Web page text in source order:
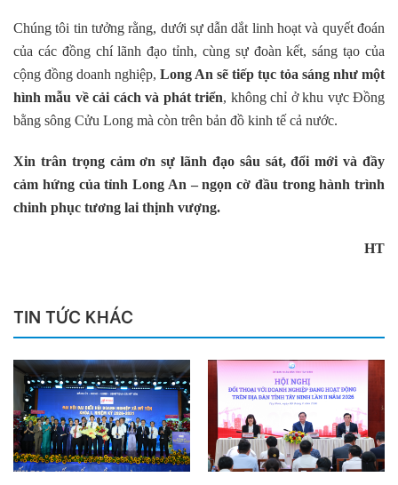
Chúng tôi tin tưởng rằng, dưới sự dẫn dắt linh hoạt và quyết đoán
của các đồng chí lãnh đạo tỉnh, cùng sự đoàn kết, sáng tạo của
cộng đồng doanh nghiệp, Long An sẽ tiếp tục tỏa sáng như một
hình mẫu về cải cách và phát triển, không chỉ ở khu vực Đồng
bằng sông Cửu Long mà còn trên bản đồ kinh tế cả nước.
Xin trân trọng cảm ơn sự lãnh đạo sâu sát, đổi mới và đầy
cảm hứng của tỉnh Long An – ngọn cờ đầu trong hành trình
chinh phục tương lai thịnh vượng.
HT
TIN TỨC KHÁC